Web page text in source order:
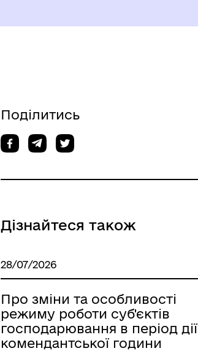
Поділитись
Дізнайтеся також
28/07/2026
Про зміни та особливості
режиму роботи суб'єктів
господарювання в період дії
комендантської години